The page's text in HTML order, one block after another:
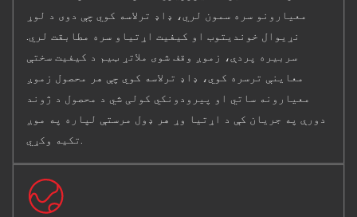
معیارونو سره سمون لري، ډاډ ترلاسه کوي چې دوی د لوړ
نړیوال خوندیتوب او کیفیت اړتیاو سره مطابقت لري.
سربیره پردې، زموږ وقف شوی ملاتړ ټیم د کیفیت سختې
معاینې ترسره کوي، ډاډ ترلاسه کوي چې هر محصول زموږ
معیارونه ساتي او پیرودونکي کولی شي د محصول د ژوند
دورې په جریان کې د اړتیا وړ هر ډول مرستې لپاره په موږ
تکیه وکړي.